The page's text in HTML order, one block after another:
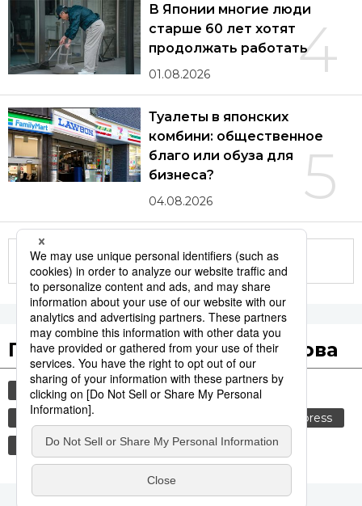
4
В Японии многие люди
старше 60 лет хотят
продолжать работать
01.08.2026
5
Туалеты в японских
комбини: общественное
благо или обуза для
бизнеса?
04.08.2026
Другие статьи по теме
Популярные поисковые слова
общество история
технологии
синкансэн
jiji press
политика
еда и напитки россия